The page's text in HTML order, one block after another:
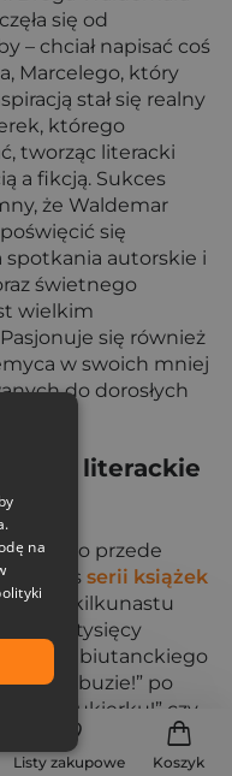
Listy zakupowe Koszyk
się od
– chciał napisać coś
Marcelego, który
stał się realny
którego
tworząc literacki
a fikcją. Sukces
że Waldemar
się
spotkania autorskie i
świetnego
wielkim
się również
w swoich mniej
do dorosłych
inne literackie
to przede
sukces serii książek
się kilkunastu
tysięcy
od debiutanckiego
ty łobuzie!” po
ci, Cukierku!” czy
na krótkich,
idealnie sprawdzają
na